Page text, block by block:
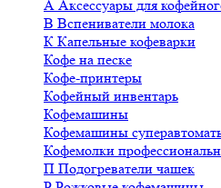
А Аксессуары для
В Вспениватели молока
К Капельные кофеварки
Кофе на песке
Кофе-принтеры
Кофейный инвентарь
Кофемашины
Кофемашины
Кофемолки
П Подогреватели чашек